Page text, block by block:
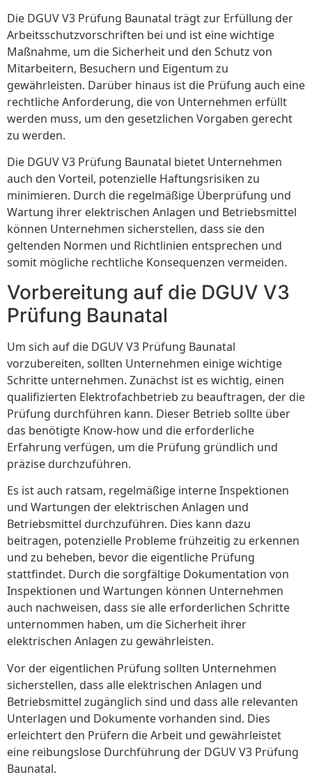
Die DGUV V3 Prüfung Baunatal trägt zur Erfüllung der
Arbeitsschutzvorschriften bei und ist eine wichtige
Maßnahme, um die Sicherheit und den Schutz von
Mitarbeitern, Besuchern und Eigentum zu
gewährleisten. Darüber hinaus ist die Prüfung auch eine
rechtliche Anforderung, die von Unternehmen erfüllt
werden muss, um den gesetzlichen Vorgaben gerecht
zu werden.
Die DGUV V3 Prüfung Baunatal bietet Unternehmen
auch den Vorteil, potenzielle Haftungsrisiken zu
minimieren. Durch die regelmäßige Überprüfung und
Wartung ihrer elektrischen Anlagen und Betriebsmittel
können Unternehmen sicherstellen, dass sie den
geltenden Normen und Richtlinien entsprechen und
somit mögliche rechtliche Konsequenzen vermeiden.
Vorbereitung auf die DGUV V3
Prüfung Baunatal
Um sich auf die DGUV V3 Prüfung Baunatal
vorzubereiten, sollten Unternehmen einige wichtige
Schritte unternehmen. Zunächst ist es wichtig, einen
qualifizierten Elektrofachbetrieb zu beauftragen, der die
Prüfung durchführen kann. Dieser Betrieb sollte über
das benötigte Know-how und die erforderliche
Erfahrung verfügen, um die Prüfung gründlich und
präzise durchzuführen.
Es ist auch ratsam, regelmäßige interne Inspektionen
und Wartungen der elektrischen Anlagen und
Betriebsmittel durchzuführen. Dies kann dazu
beitragen, potenzielle Probleme frühzeitig zu erkennen
und zu beheben, bevor die eigentliche Prüfung
stattfindet. Durch die sorgfältige Dokumentation von
Inspektionen und Wartungen können Unternehmen
auch nachweisen, dass sie alle erforderlichen Schritte
unternommen haben, um die Sicherheit ihrer
elektrischen Anlagen zu gewährleisten.
Vor der eigentlichen Prüfung sollten Unternehmen
sicherstellen, dass alle elektrischen Anlagen und
Betriebsmittel zugänglich sind und dass alle relevanten
Unterlagen und Dokumente vorhanden sind. Dies
erleichtert den Prüfern die Arbeit und gewährleistet
eine reibungslose Durchführung der DGUV V3 Prüfung
Baunatal.